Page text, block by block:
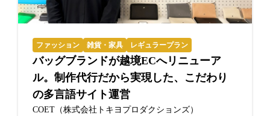
ファッション 雑貨・家具 レギュラープラン
バッグブランドが越境ECへリニューア
ル。制作代行だから実現した、こだわり
の多言語サイト運営
COET（株式会社トキヨプロダクションズ）